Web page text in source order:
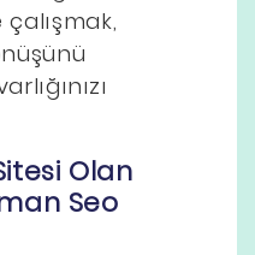
çalışmak,
Olan
Seo